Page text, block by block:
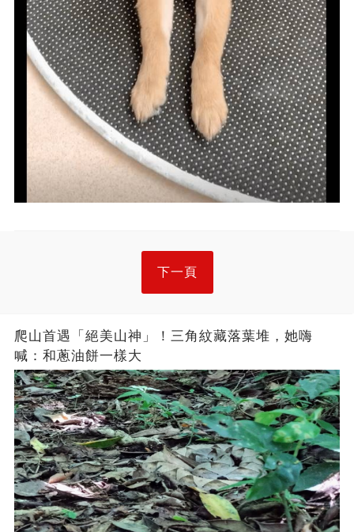
下一頁
爬山首遇「絕美山神」！三角紋藏落葉堆，她嗨
喊：和蔥油餅一樣大